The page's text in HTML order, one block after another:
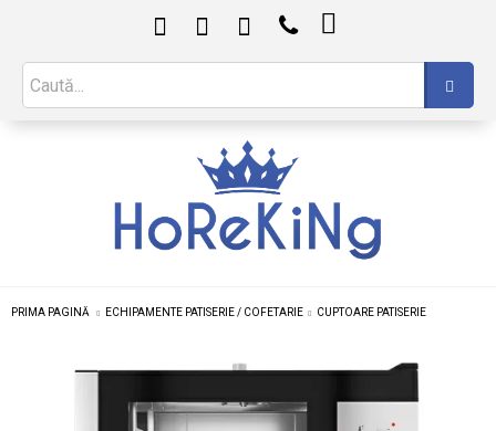

PRIMA PAGINĂ ECHIPAMENTE PATISERIE / COFETARIE CUPTOARE PATISERIE